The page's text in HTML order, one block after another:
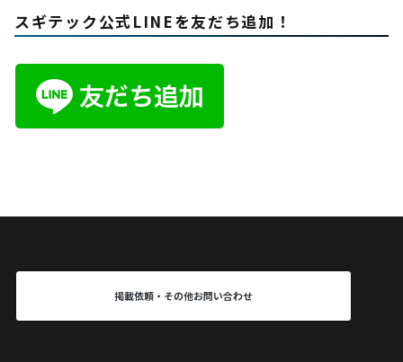
スギテック公式LINEを友だち追加！
掲載依頼・その他お問い合わせ